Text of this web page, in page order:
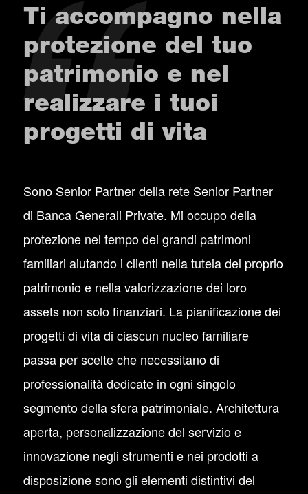
Ti accompagno nella
protezione del tuo
patrimonio e nel
realizzare i tuoi
progetti di vita
Sono Senior Partner della rete Senior Partner
di Banca Generali Private. Mi occupo della
protezione nel tempo dei grandi patrimoni
familiari aiutando i clienti nella tutela del proprio
patrimonio e nella valorizzazione dei loro
assets non solo finanziari. La pianificazione dei
progetti di vita di ciascun nucleo familiare
passa per scelte che necessitano di
professionalità dedicate in ogni singolo
segmento della sfera patrimoniale. Architettura
aperta, personalizzazione del servizio e
innovazione negli strumenti e nei prodotti a
disposizione sono gli elementi distintivi del